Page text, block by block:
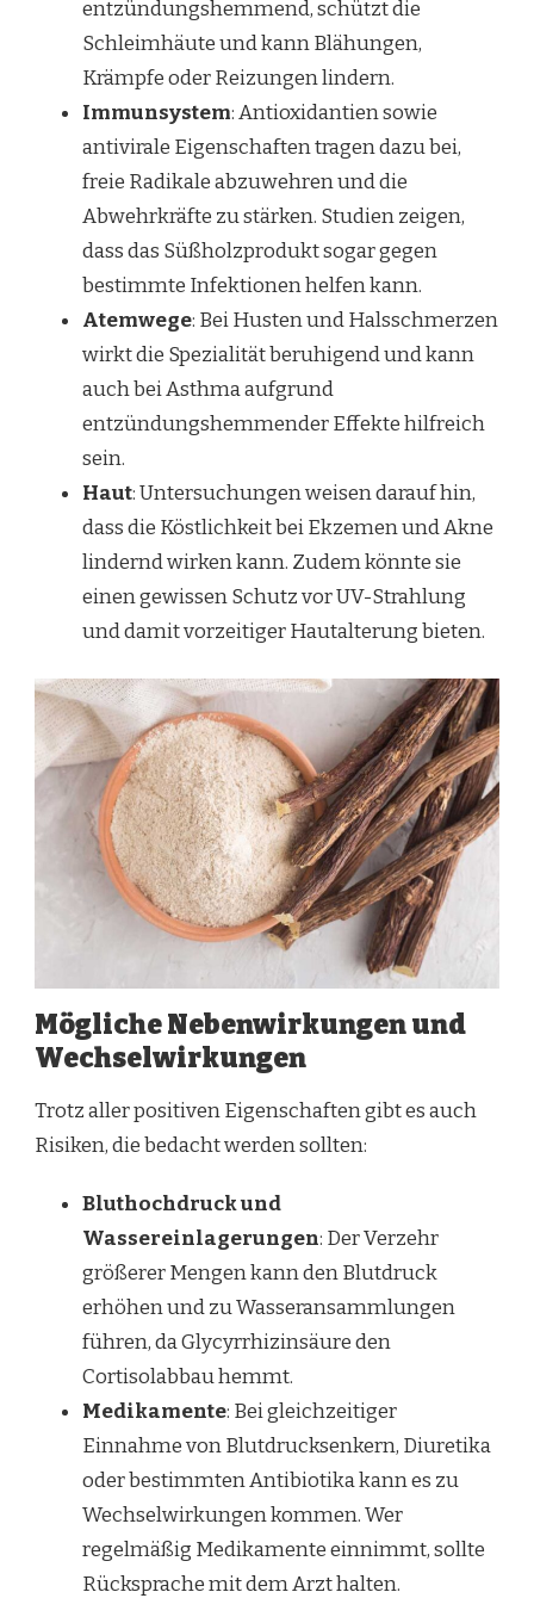
entzündungshemmend, schützt die
Schleimhäute und kann Blähungen,
Krämpfe oder Reizungen lindern.
Immunsystem: Antioxidantien sowie
antivirale Eigenschaften tragen dazu bei,
freie Radikale abzuwehren und die
Abwehrkräfte zu stärken. Studien zeigen,
dass das Süßholzprodukt sogar gegen
bestimmte Infektionen helfen kann.
Atemwege: Bei Husten und Halsschmerzen
wirkt die Spezialität beruhigend und kann
auch bei Asthma aufgrund
entzündungshemmender Effekte hilfreich
sein.
Haut: Untersuchungen weisen darauf hin,
dass die Köstlichkeit bei Ekzemen und Akne
lindernd wirken kann. Zudem könnte sie
einen gewissen Schutz vor UV-Strahlung
und damit vorzeitiger Hautalterung bieten.
Mögliche Nebenwirkungen und
Wechselwirkungen
Trotz aller positiven Eigenschaften gibt es auch
Risiken, die bedacht werden sollten:
Bluthochdruck und
Wassereinlagerungen: Der Verzehr
größerer Mengen kann den Blutdruck
erhöhen und zu Wasseransammlungen
führen, da Glycyrrhizinsäure den
Cortisolabbau hemmt.
Medikamente: Bei gleichzeitiger
Einnahme von Blutdrucksenkern, Diuretika
oder bestimmten Antibiotika kann es zu
Wechselwirkungen kommen. Wer
regelmäßig Medikamente einnimmt, sollte
Rücksprache mit dem Arzt halten.